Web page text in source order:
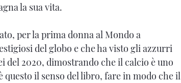
la sua vita.
per la prima donna al Mondo a
del globo e che ha visto gli azzurri
2020, dimostrando che il calcio è uno
questo il senso del libro, fare in modo che il